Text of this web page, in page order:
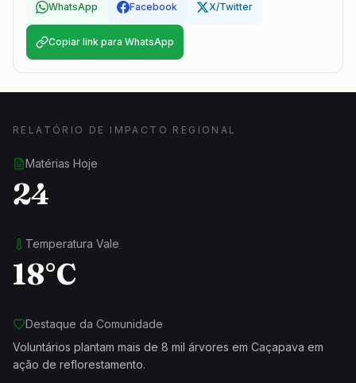
WhatsApp Facebook X/Twitter
Copiar link para WhatsApp
RELATÓRIO DE IMPACTO REGIONAL
Matérias Hoje
24
Temperatura Vale
18°C
Destaque da Comunidade
Voluntários plantam mais de 8 mil árvores em Caçapava em
ação de reflorestamento.